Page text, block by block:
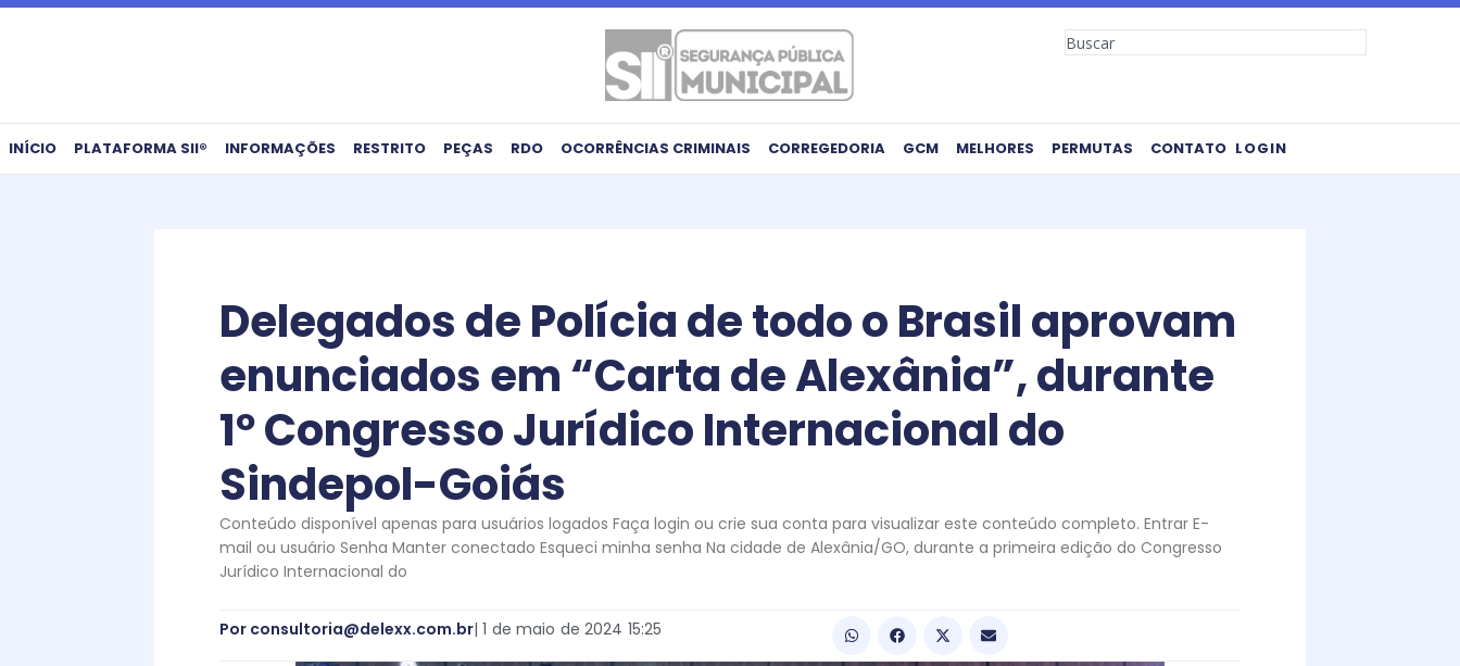
Ir
Search
INÍCIO PLATAFORMA SII® INFORMAÇÕES RESTRITO PEÇAS RDO OCORRÊNCIAS CRIMINAIS CORREGEDORIA GCM MELHORES PERMUTAS CONTATO LOGIN
Delegados de Polícia de todo o Brasil aprovam
enunciados em “Carta de Alexânia”, durante
1º Congresso Jurídico Internacional do
Sindepol-Goiás
Conteúdo disponível apenas para usuários logados Faça login ou crie sua conta para visualizar este conteúdo completo. Entrar E-
mail ou usuário Senha Manter conectado Esqueci minha senha Na cidade de Alexânia/GO, durante a primeira edição do Congresso
Jurídico Internacional do
Por consultoria@delexx.com.br| 1 demaio de2024 15:25